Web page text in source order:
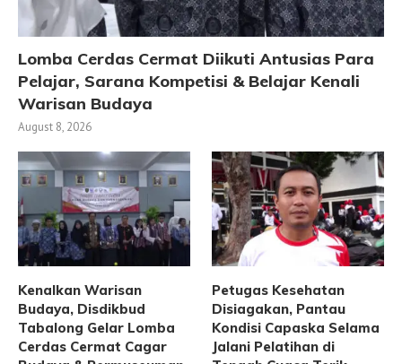
Lomba Cerdas Cermat Diikuti Antusias Para
Pelajar, Sarana Kompetisi & Belajar Kenali
Warisan Budaya
August 8, 2026
Kenalkan Warisan
Budaya, Disdikbud
Tabalong Gelar Lomba
Cerdas Cermat Cagar
Petugas Kesehatan
Disiagakan, Pantau
Kondisi Capaska Selama
Jalani Pelatihan di